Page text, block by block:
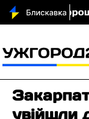
у Порошкові
увійшли